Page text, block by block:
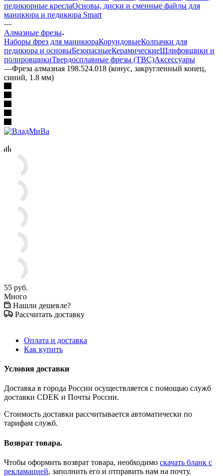
педикюрные креслаОсновы, диски и сменные файлы для
маникюра и педикюра Smart
—
Алмазные фрезы
Наборы фрез для маникюраКорундовыеКолпачки для
педикюра и основыБезопасныеКерамическиеШлифовщики и
полировщикиТвердосплавные фрезы (ТВС)Аксессуары
—Фреза алмазная 198.524.018 (конус, закругленный конец,
синий, 1.8 мм)
55 руб.
Много
Нашли дешевле?
Рассчитать доставку
Оплата и доставка
Как купить
Условия доставки
Доставка в города России осуществляется с помощью служб
доставки CDEK и Почты России.
Стоимость доставки рассчитывается автоматически по
тарифам служб.
Возврат товара.
Чтобы оформить возврат товара, необходимо скачать бланк с
рекламацией, заполнить его и отправить нам на почту.